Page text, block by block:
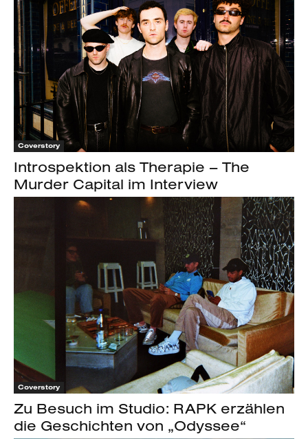
Coverstory
Introspektion als Therapie – The
Murder Capital im Interview
Coverstory
Zu Besuch im Studio: RAPK erzählen
die Geschichten von „Odyssee“